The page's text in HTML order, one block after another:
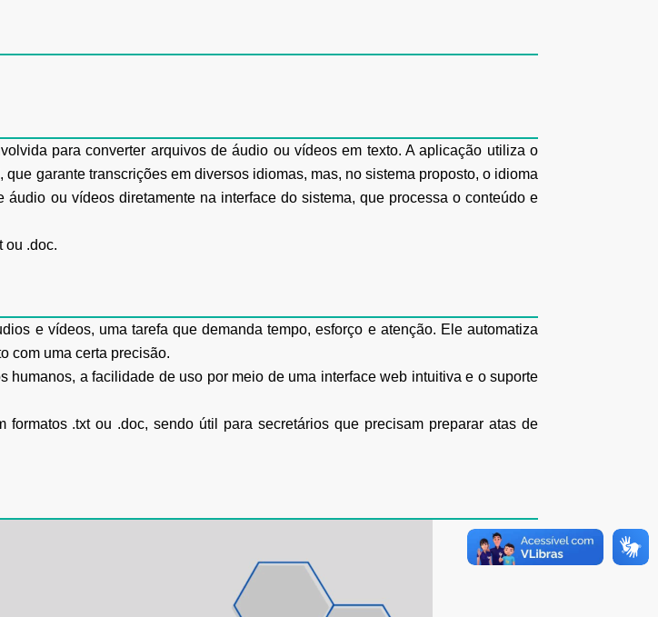
para converter arquivos de áudio ou vídeos em texto. A aplicação utiliza o
garante transcrições em diversos idiomas, mas, no sistema proposto, o idioma
ou vídeos diretamente na interface do sistema, que processa o conteúdo e
ou .doc.
e vídeos, uma tarefa que demanda tempo, esforço e atenção. Ele automatiza
com uma certa precisão.
a facilidade de uso por meio de uma interface web intuitiva e o suporte
.txt ou .doc, sendo útil para secretários que precisam preparar atas de